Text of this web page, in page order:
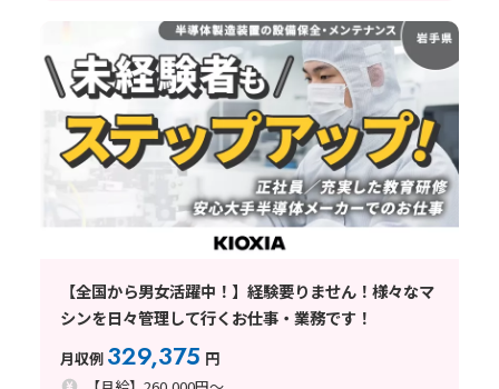
【全国から男女活躍中！】経験要りません！様々なマ
シンを日々管理して行くお仕事・業務です！
月収例 329,375 円